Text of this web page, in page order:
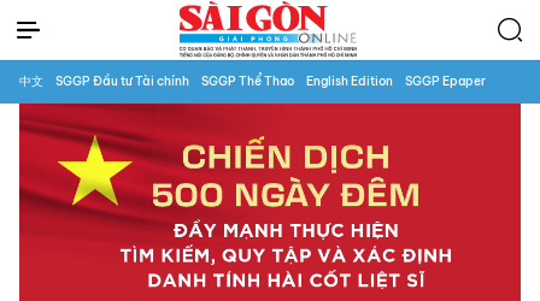
中文 SGGP Đầu tư Tài chính SGGP Thể Thao English Edition SGGP Epaper